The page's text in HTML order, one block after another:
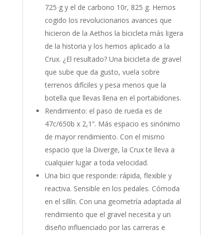
725 g y el de carbono 10r, 825 g. Hemos
cogido los revolucionarios avances que
hicieron de la Aethos la bicicleta más ligera
de la historia y los hemos aplicado a la
Crux. ¿El resultado? Una bicicleta de gravel
que sube que da gusto, vuela sobre
terrenos difíciles y pesa menos que la
botella que llevas llena en el portabidones.
Rendimiento: el paso de rueda es de
47c/650b x 2,1”. Más espacio es sinónimo
de mayor rendimiento. Con el mismo
espacio que la Diverge, la Crux te lleva a
cualquier lugar a toda velocidad.
Una bici que responde: rápida, flexible y
reactiva. Sensible en los pedales. Cómoda
en el sillín. Con una geometría adaptada al
rendimiento que el gravel necesita y un
diseño influenciado por las carreras e